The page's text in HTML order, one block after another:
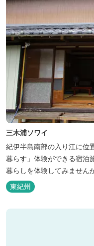
三木浦ソワイ
紀伊半島南部の入り江に位
暮らす」体験ができる宿泊
暮らしを体験してみませんか
東紀州